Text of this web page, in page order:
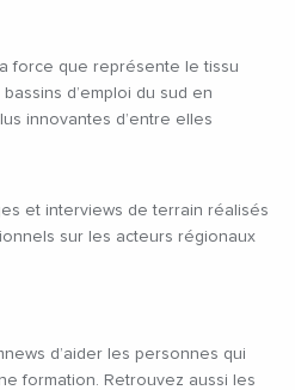
force que représente le tissu
d’emploi du sud en
innovantes d’entre elles
et interviews de terrain réalisés
sur les acteurs régionaux
d’aider les personnes qui
formation. Retrouvez aussi les